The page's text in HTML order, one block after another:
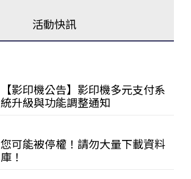
活動快訊
【影印機公告】影印機多元支付系
統升級與功能調整通知
您可能被停權！請勿大量下載資料
庫！